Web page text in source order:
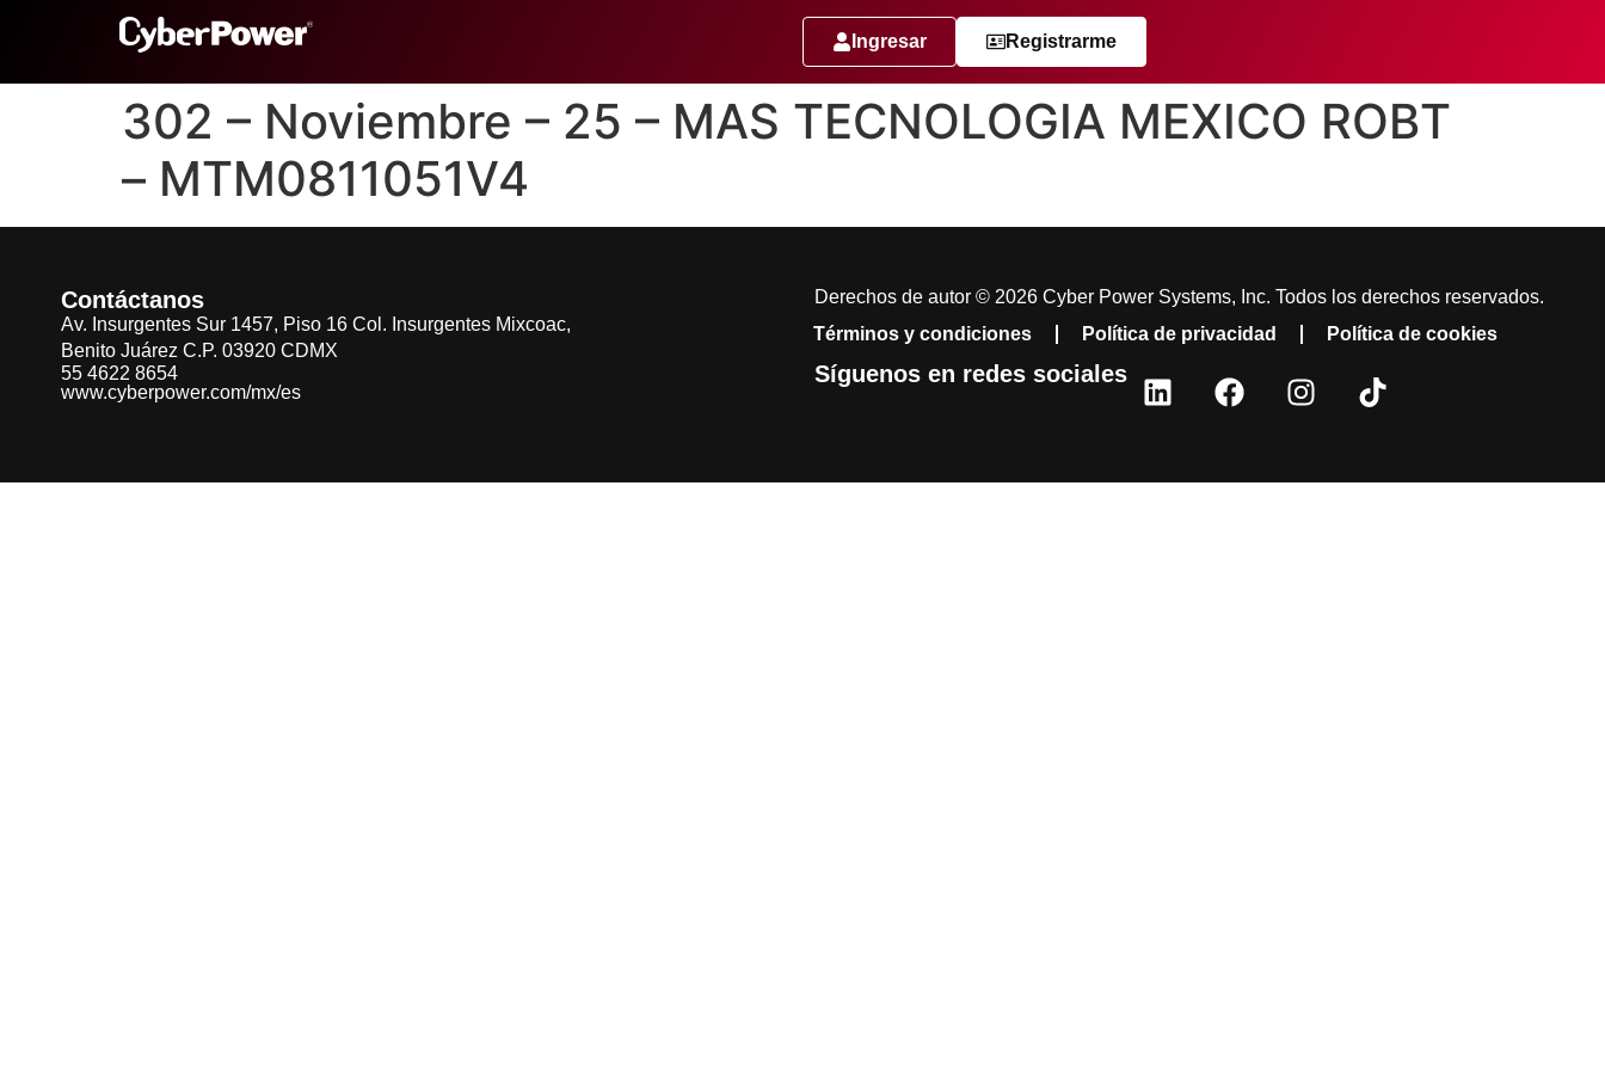
Ingresar Registrarme
302 – Noviembre – 25 – MAS TECNOLOGIA MEXICO ROBT
– MTM0811051V4
Contáctanos
Av. Insurgentes Sur 1457, Piso 16 Col. Insurgentes Mixcoac,
Benito Juárez C.P. 03920 CDMX
55 4622 8654
www.cyberpower.com/mx/es
Derechos de autor © 2026 Cyber Power Systems, Inc. Todos los derechos reservados.
Términos y condiciones
Política de privacidad Política de cookies
Síguenos en redes sociales